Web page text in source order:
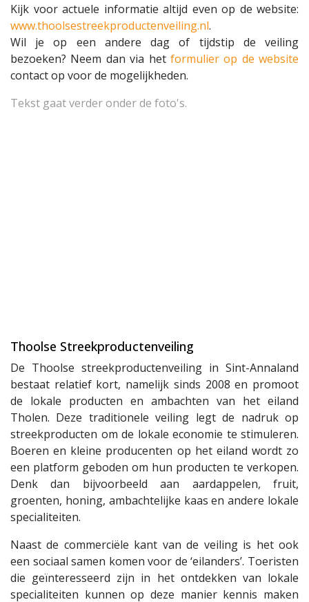
Kijk voor actuele informatie altijd even op de website:
www.thoolsestreekproductenveiling.nl.
Wil je op een andere dag of tijdstip de veiling
bezoeken? Neem dan via het formulier op de website
contact op voor de mogelijkheden.
Tekst gaat verder onder de foto's.
Thoolse Streekproductenveiling
De Thoolse streekproductenveiling in Sint-Annaland
bestaat relatief kort, namelijk sinds 2008 en promoot
de lokale producten en ambachten van het eiland
Tholen. Deze traditionele veiling legt de nadruk op
streekproducten om de lokale economie te stimuleren.
Boeren en kleine producenten op het eiland wordt zo
een platform geboden om hun producten te verkopen.
Denk dan bijvoorbeeld aan aardappelen, fruit,
groenten, honing, ambachtelijke kaas en andere lokale
specialiteiten.
Naast de commerciële kant van de veiling is het ook
een sociaal samen komen voor de ‘eilanders’. Toeristen
die geïnteresseerd zijn in het ontdekken van lokale
specialiteiten kunnen op deze manier kennis maken